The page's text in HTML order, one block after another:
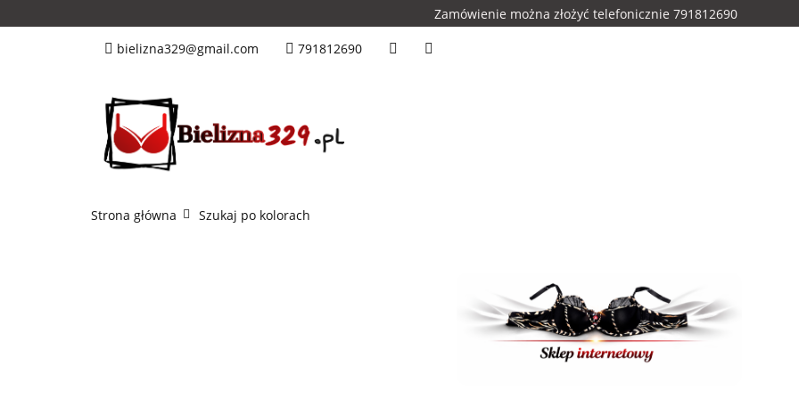
Zamówienie można złożyć telefonicznie 791812690
bielizna329@gmail.com 791812690
Tanie Nowości Lanny Mode Biustonosze Push Up Miseczka A
Strona główna Szukaj po kolorach